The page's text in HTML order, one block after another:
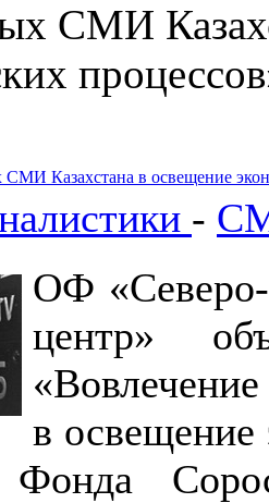
СМИ
СМИ Казахстана в освещение
-
ОФ «Северо-
центр»
в освещение
Фонда